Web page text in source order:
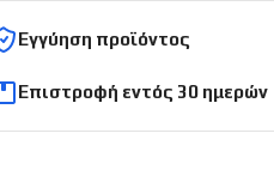
Εγγύηση προϊόντος
Επιστροφή εντός 30 ημερών